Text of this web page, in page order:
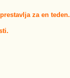
za en teden.